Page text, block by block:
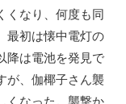
くなり、何度も同
最初は懐中電灯の
降は電池を発見で
が、伽椰子さん襲
くなった。襲撃か